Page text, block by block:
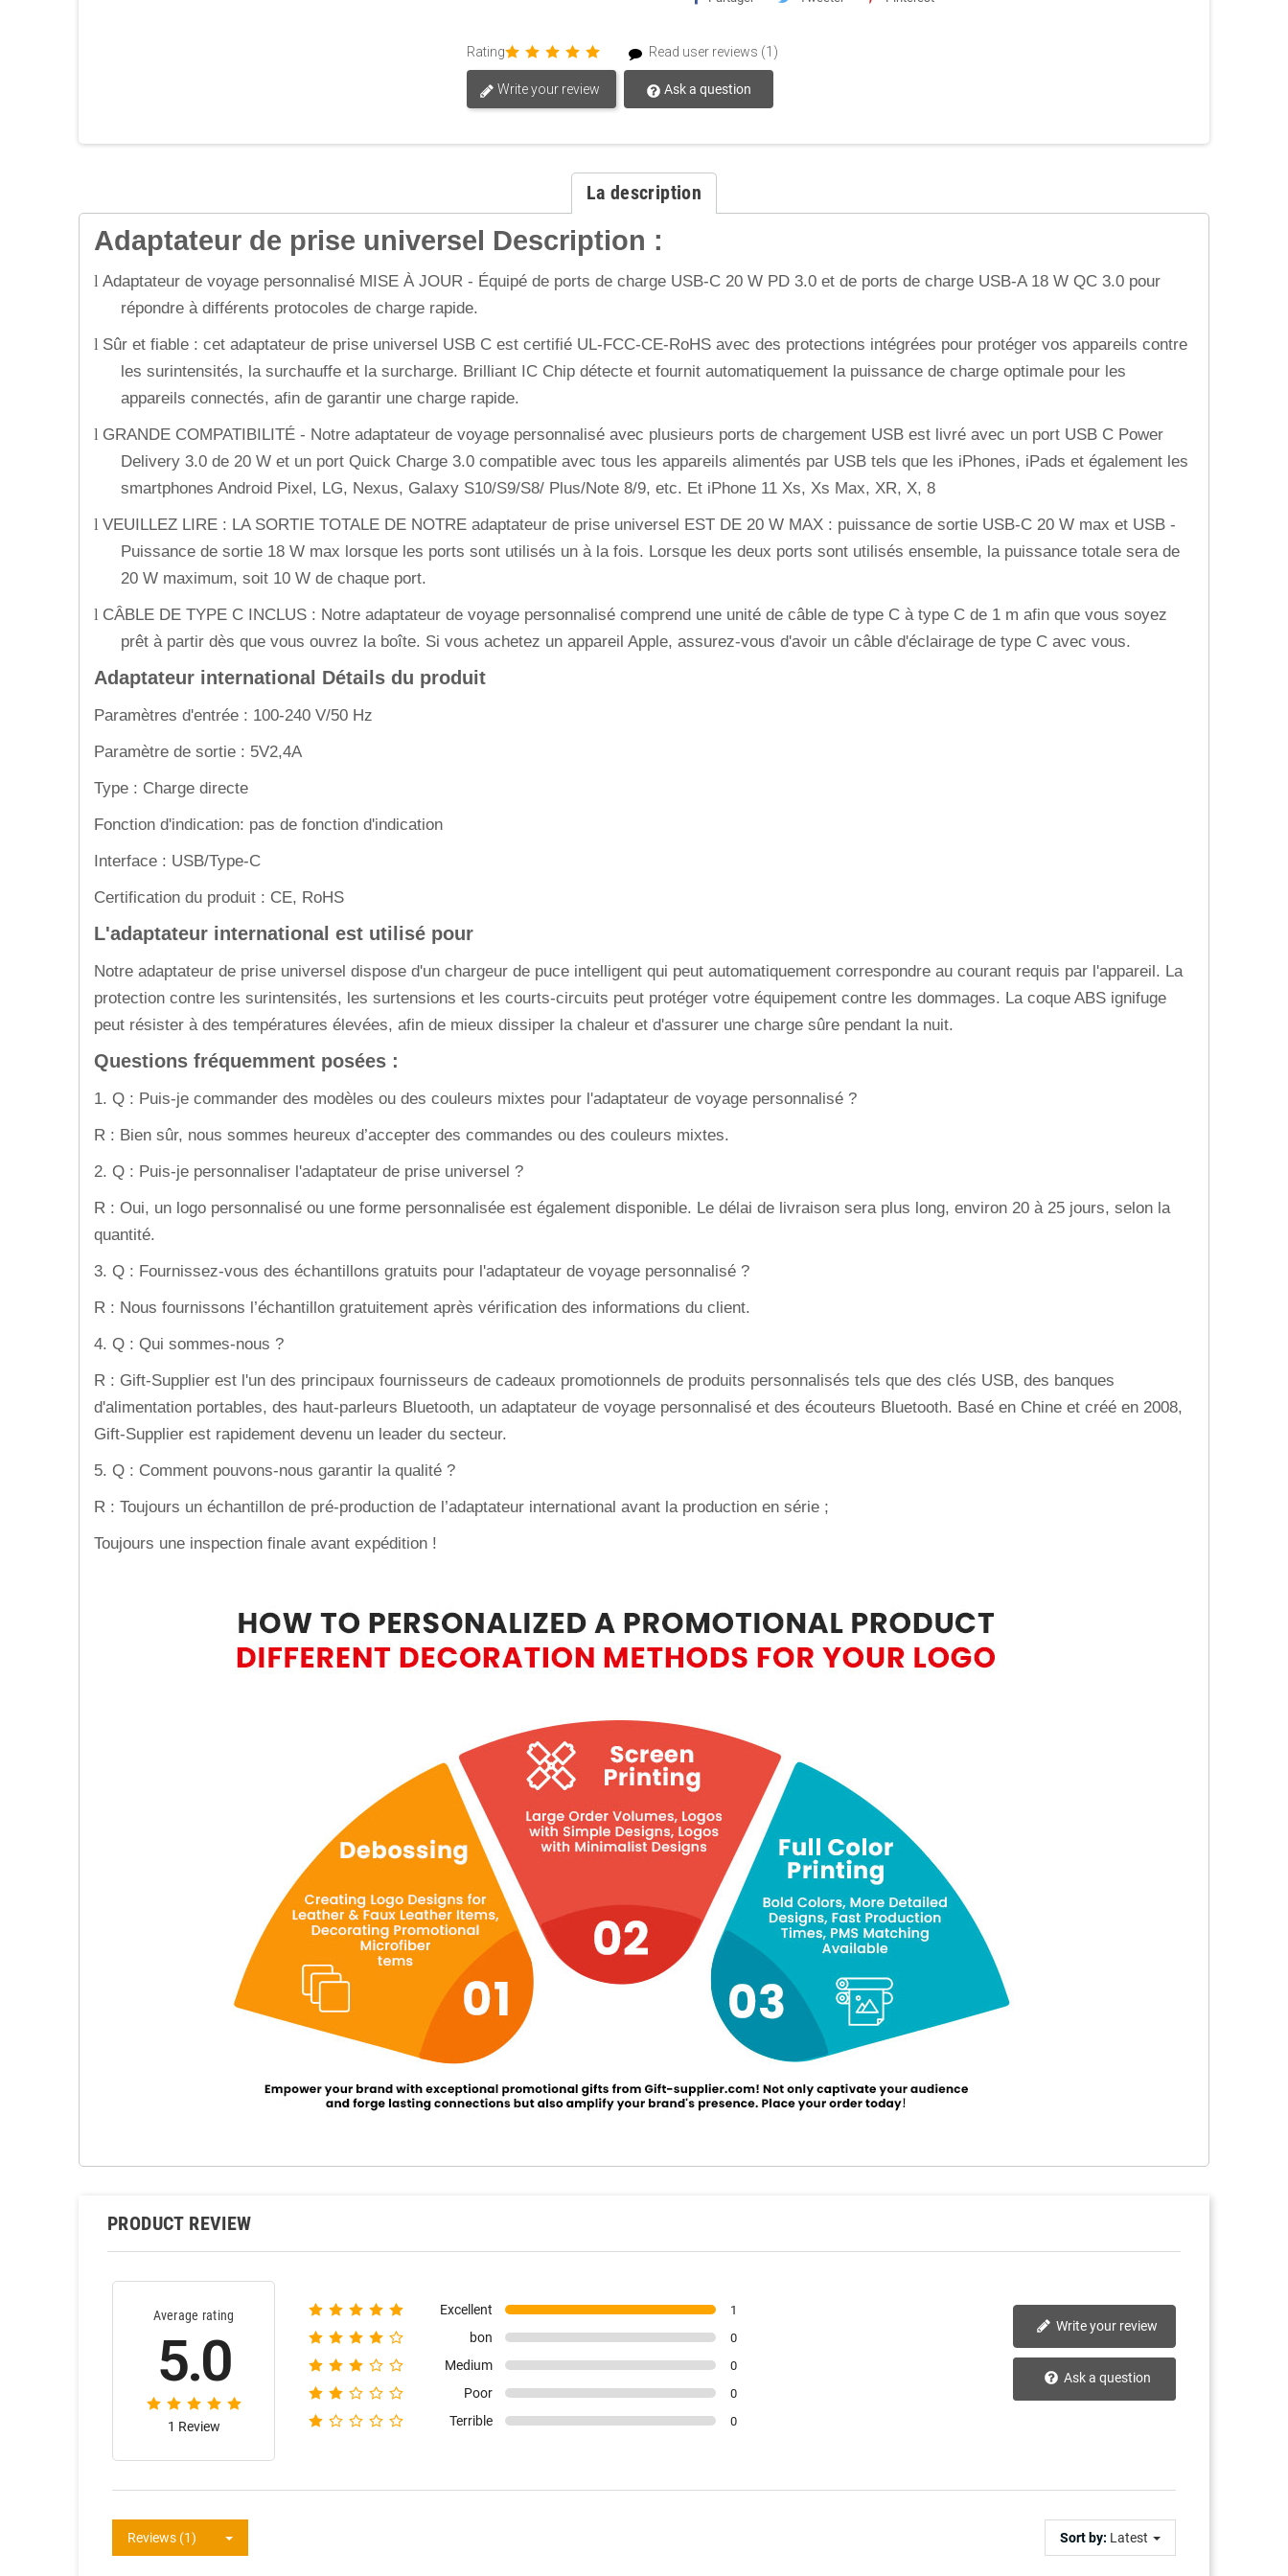
Rating Read user reviews (1)
Write your review Ask a question
La description
Adaptateur de prise universel Description :
l Adaptateur de voyage personnalisé MISE À JOUR - Équipé de ports de charge USB-C 20 W PD 3.0 et de ports de charge USB-A 18 W QC 3.0 pour
répondre à différents protocoles de charge rapide.
l Sûr et fiable : cet adaptateur de prise universel USB C est certifié UL-FCC-CE-RoHS avec des protections intégrées pour protéger vos appareils contre
les surintensités, la surchauffe et la surcharge. Brilliant IC Chip détecte et fournit automatiquement la puissance de charge optimale pour les
appareils connectés, afin de garantir une charge rapide.
l GRANDE COMPATIBILITÉ - Notre adaptateur de voyage personnalisé avec plusieurs ports de chargement USB est livré avec un port USB C Power
Delivery 3.0 de 20 W et un port Quick Charge 3.0 compatible avec tous les appareils alimentés par USB tels que les iPhones, iPads et également les
smartphones Android Pixel, LG, Nexus, Galaxy S10/S9/S8/ Plus/Note 8/9, etc. Et iPhone 11 Xs, Xs Max, XR, X, 8
l VEUILLEZ LIRE : LA SORTIE TOTALE DE NOTRE adaptateur de prise universel EST DE 20 W MAX : puissance de sortie USB-C 20 W max et USB -
Puissance de sortie 18 W max lorsque les ports sont utilisés un à la fois. Lorsque les deux ports sont utilisés ensemble, la puissance totale sera de
20 W maximum, soit 10 W de chaque port.
l CÂBLE DE TYPE C INCLUS : Notre adaptateur de voyage personnalisé comprend une unité de câble de type C à type C de 1 m afin que vous soyez
prêt à partir dès que vous ouvrez la boîte. Si vous achetez un appareil Apple, assurez-vous d'avoir un câble d'éclairage de type C avec vous.
Adaptateur international Détails du produit
Paramètres d'entrée : 100-240 V/50 Hz
Paramètre de sortie : 5V2,4A
Type : Charge directe
Fonction d'indication: pas de fonction d'indication
Interface : USB/Type-C
Certification du produit : CE, RoHS
L'adaptateur international est utilisé pour
Notre adaptateur de prise universel dispose d'un chargeur de puce intelligent qui peut automatiquement correspondre au courant requis par l'appareil. La
protection contre les surintensités, les surtensions et les courts-circuits peut protéger votre équipement contre les dommages. La coque ABS ignifuge
peut résister à des températures élevées, afin de mieux dissiper la chaleur et d'assurer une charge sûre pendant la nuit.
Questions fréquemment posées :
1. Q : Puis-je commander des modèles ou des couleurs mixtes pour l'adaptateur de voyage personnalisé ?
R : Bien sûr, nous sommes heureux d’accepter des commandes ou des couleurs mixtes.
2. Q : Puis-je personnaliser l'adaptateur de prise universel ?
R : Oui, un logo personnalisé ou une forme personnalisée est également disponible. Le délai de livraison sera plus long, environ 20 à 25 jours, selon la
quantité.
3. Q : Fournissez-vous des échantillons gratuits pour l'adaptateur de voyage personnalisé ?
R : Nous fournissons l’échantillon gratuitement après vérification des informations du client.
4. Q : Qui sommes-nous ?
R : Gift-Supplier est l'un des principaux fournisseurs de cadeaux promotionnels de produits personnalisés tels que des clés USB, des banques
d'alimentation portables, des haut-parleurs Bluetooth, un adaptateur de voyage personnalisé et des écouteurs Bluetooth. Basé en Chine et créé en 2008,
Gift-Supplier est rapidement devenu un leader du secteur.
5. Q : Comment pouvons-nous garantir la qualité ?
R : Toujours un échantillon de pré-production de l’adaptateur international avant la production en série ;
Toujours une inspection finale avant expédition !
PRODUCT REVIEW
Average rating
5.0
1 Review
Excellent 1
bon 0
Medium 0
Poor 0
Terrible 0
Write your review
Ask a question
Reviews (1) Sort by: Latest